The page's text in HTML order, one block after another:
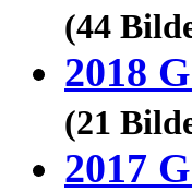
(44
2018
(21
2017